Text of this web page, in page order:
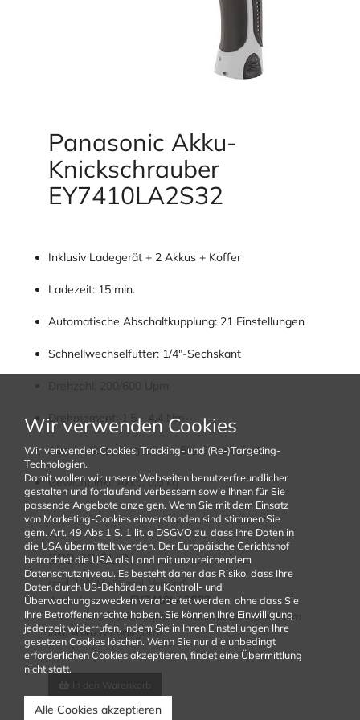
Wir verwenden Cookies
Wir verwenden Cookies, Tracking- und (Re-)Targeting-
Technologien.
Damit wollen wir unsere Webseiten benutzerfreundlicher
gestalten und fortlaufend verbessern sowie Ihnen für Sie
passende Angebote anzeigen. Wenn Sie mit dem Einsatz
von Marketing-Cookies einverstanden sind stimmen Sie
gem. Art. 49 Abs 1 S. 1 lit. a DSGVO zu, dass Ihre Daten in
die USA übermittelt werden. Der Europäische Gerichtshof
betrachtet die USA als Land mit unzureichendem
Datenschutzniveau. Es besteht daher das Risiko, dass Ihre
Daten durch US-Behörden zu Kontroll- und
Überwachungszwecken verarbeitet werden, ohne dass Sie
Ihre Betroffenenrechte haben. Sie können Ihre Einwilligung
jederzeit widerrufen, indem Sie in Ihren Einstellungen Ihre
gesetzen Cookies löschen. Wenn Sie nur die unbedingt
erforderlichen Cookies akzeptieren, findet eine Übermittlung
nicht statt.
Alle Cookies akzeptieren
Panasonic Akku-
Knickschrauber
EY7410LA2S32
Inklusiv Ladegerät + 2 Akkus + Koffer
Ladezeit: 15 min.
Automatische Abschaltkupplung: 21 Einstellungen
Schnellwechselfutter: 1/4"-Sechskant
Drehmoment: 1,5 - 4,4 Nm
Abschaltkupplung mit + - 5% Genauigkeit
Gewicht inkl. Akku: 0,5 kg
209.00 EUR
(zzgl. 19% MwSt. zzgl. Versand)
Artikelnummer:EY7410LA2S32
Drehzahl: 200/600 Upm Drehmoment: 1,5-4,4 Nm
inkl. Akku & Ladegerät
In den Warenkorb